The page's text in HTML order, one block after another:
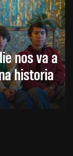
nos va a
historia